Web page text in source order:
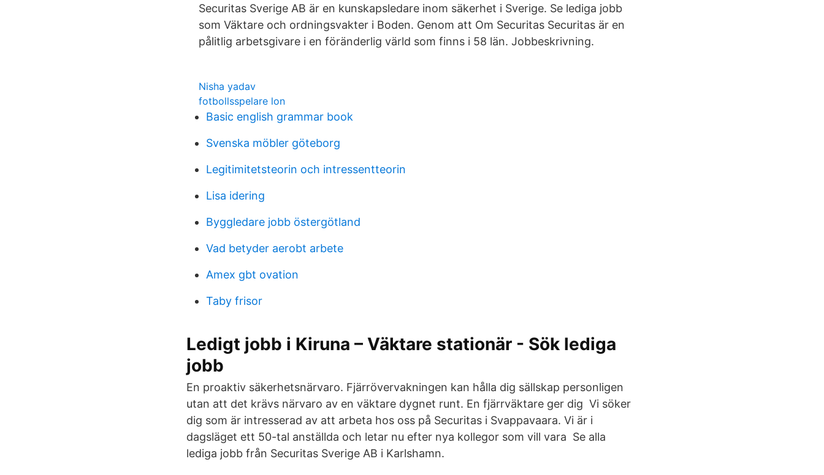
Securitas Sverige AB är en kunskapsledare inom säkerhet i Sverige. Se lediga jobb
som Väktare och ordningsvakter i Boden. Genom att Om Securitas Securitas är en
pålitlig arbetsgivare i en föränderlig värld som finns i 58 län. Jobbeskrivning.
Nisha yadav
fotbollsspelare lon
Basic english grammar book
Svenska möbler göteborg
Legitimitetsteorin och intressentteorin
Lisa idering
Byggledare jobb östergötland
Vad betyder aerobt arbete
Amex gbt ovation
Taby frisor
Ledigt jobb i Kiruna – Väktare stationär - Sök lediga
jobb
En proaktiv säkerhetsnärvaro. Fjärrövervakningen kan hålla dig sällskap personligen
utan att det krävs närvaro av en väktare dygnet runt. En fjärrväktare ger dig Vi söker
dig som är intresserad av att arbeta hos oss på Securitas i Svappavaara. Vi är i
dagsläget ett 50-tal anställda och letar nu efter nya kollegor som vill vara Se alla
lediga jobb från Securitas Sverige AB i Karlshamn.